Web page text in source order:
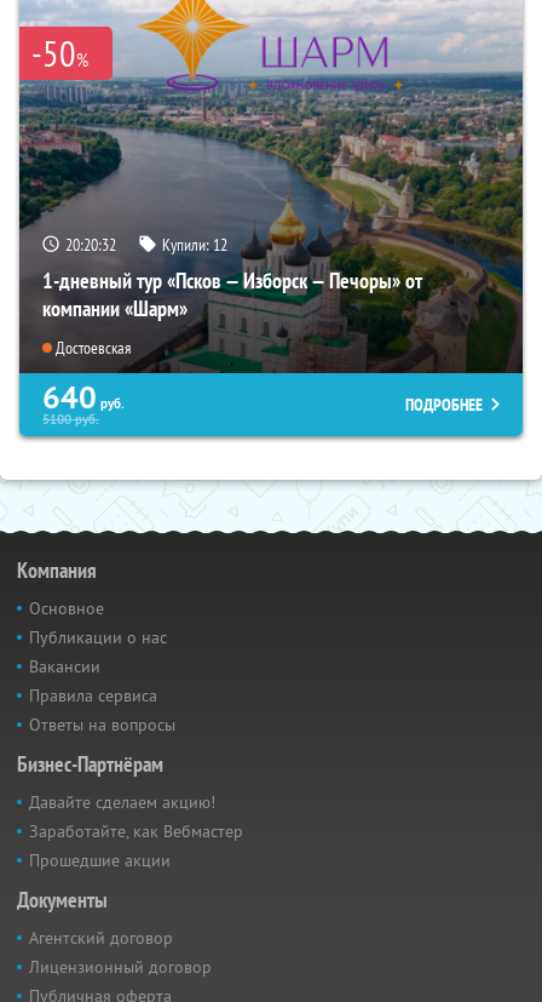
-50%
20:20:31 Купили:12
1-дневный тур «Псков — Изборск — Печоры» от
компании «Шарм»
Достоевская
640 руб.
5100руб.
ПОДРОБНЕЕ
Компания
Основное
Публикации о нас
Вакансии
Правила сервиса
Ответы на вопросы
Бизнес-Партнёрам
Давайте сделаем акцию!
Заработайте, как Вебмастер
Прошедшие акции
Документы
Агентский договор
Лицензионный договор
Публичная оферта